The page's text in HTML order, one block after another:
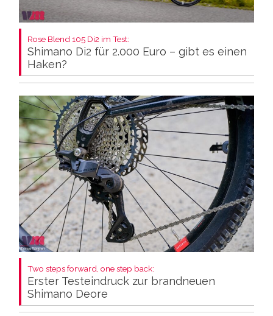
Rose Blend 105 Di2 im Test:
Shimano Di2 für 2.000 Euro – gibt es einen
Haken?
Two steps forward, one step back:
Erster Testeindruck zur brandneuen
Shimano Deore